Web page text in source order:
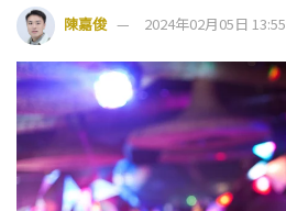
陳嘉俊 2024年02月05日 13:55